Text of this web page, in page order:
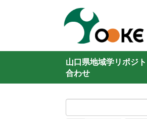
山口県地域学リポジ
合わせ